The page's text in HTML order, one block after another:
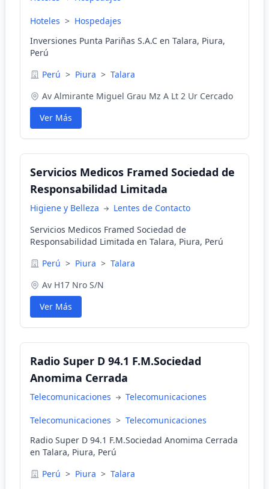
Hoteles > Hospedajes
Inversiones Punta Pariñas S.A.C en Talara, Piura,
Perú
Perú > Piura > Talara
Av Almirante Miguel Grau Mz A Lt 2 Ur Cercado
Ver Más
Servicios Medicos Framed Sociedad de
Responsabilidad Limitada
Higiene y Belleza
Lentes de Contacto
Servicios Medicos Framed Sociedad de
Responsabilidad Limitada en Talara, Piura, Perú
Perú > Piura > Talara
Av H17 Nro S/N
Ver Más
Radio Super D 94.1 F.M.Sociedad
Anomima Cerrada
Telecomunicaciones Telecomunicaciones
Telecomunicaciones > Telecomunicaciones
Radio Super D 94.1 F.M.Sociedad Anomima Cerrada
en Talara, Piura, Perú
Perú > Piura > Talara